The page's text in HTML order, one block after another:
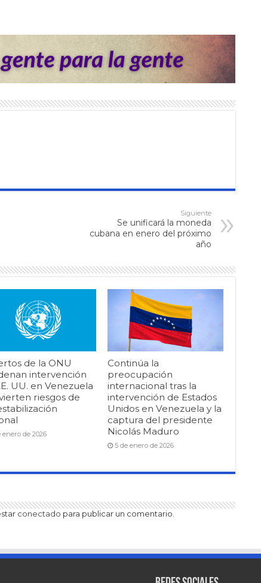
Siguiente
Se unificará la moneda
cubana en enero del próximo
año
de la ONU
intervención
UU. en Venezuela
riesgos de
enero de 2026
Continúa la
preocupación
internacional tras la
intervención de Estados
Unidos en Venezuela y la
captura del presidente
Nicolás Maduro
5 de enero de 2026
conectado para publicar un comentario.